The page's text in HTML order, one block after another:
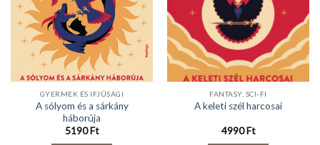
GYERMEK ÉS IFJÚSÁGI
A sólyom és a sárkány
háborúja
5190Ft
FANTASY, SCI-FI
A keleti szél harcosai
4990Ft